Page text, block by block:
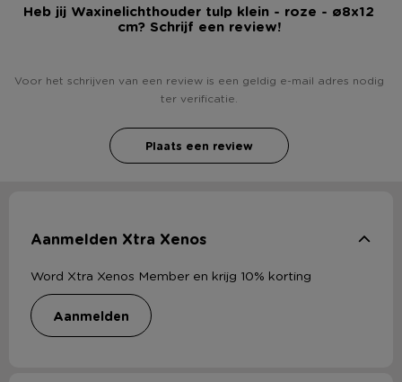
Heb jij Waxinelichthouder tulp klein - roze - ø8x12
cm? Schrijf een review!
Voor het schrijven van een review is een geldig e-mail adres nodig
ter verificatie.
Plaats een review
Aanmelden Xtra Xenos
Word Xtra Xenos Member en krijg 10% korting
aanmelden